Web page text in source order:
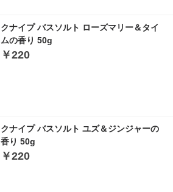
クナイプ バスソルト ローズマリー＆タイ
ムの香り 50g
￥220
クナイプ バスソルト ユズ＆ジンジャーの
香り 50g
￥220